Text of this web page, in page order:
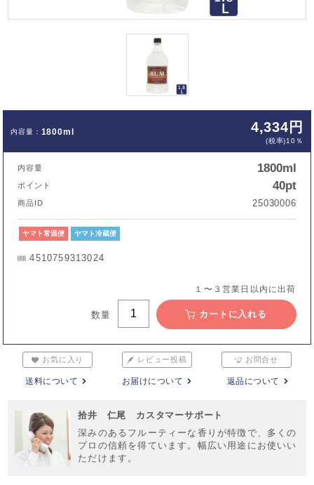
1800ml 4,334円
(税率)10％
内容量 1800ml
ポイント 40pt
商品ID 25030006
ヤマト常温便 ヤマト冷蔵便
4510759313024
１〜３営業日以内に出荷
数量 カートに入れる
お気に入り レビュー投稿 お問合せ
送料について お届けについて 返品について
拾井 仁尾 カスタマーサポート
深みのあるフルーティーな香りが特徴で、多くの
プロの信頼を得ています。幅広い用途にお使いい
ただけます。